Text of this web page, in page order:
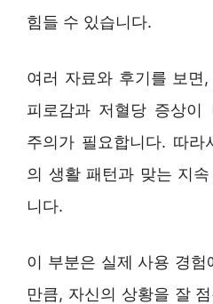
힘들 수 있습니다.
여러 자료와 후기를 보면
피로감과 저혈당 증상이
주의가 필요합니다. 따
의 생활 패턴과 맞는 지
니다.
이 부분은 실제 사용 경
만큼, 자신의 상황을 잘